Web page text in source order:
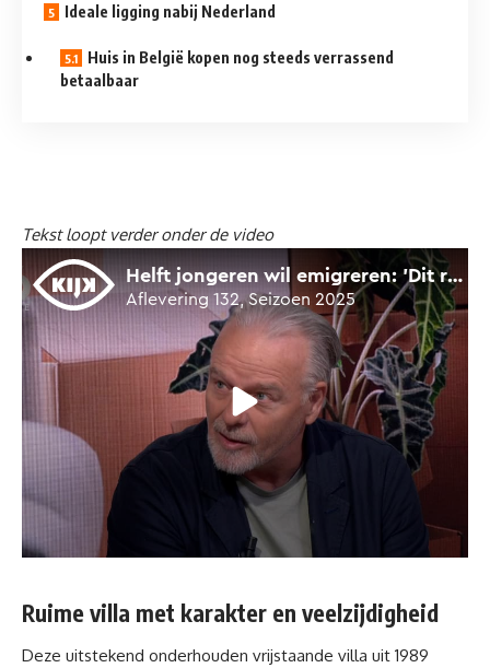
Ideale ligging nabij Nederland
Huis in België kopen nog steeds verrassend
betaalbaar
Tekst loopt verder onder de video
Ruime villa met karakter en veelzijdigheid
Deze uitstekend onderhouden vrijstaande villa uit 1989